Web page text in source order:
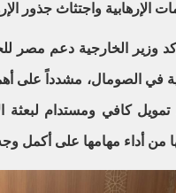
الإرهابية واجتثاث جذور
وزير الخارجية دعم مصر
في الصومال، مشدداً على
كافي ومستدام لبعثة
من أداء مهامها على أكمل